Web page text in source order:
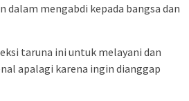
mengabdi kepada bangsa dan
taruna ini untuk melayani dan
apalagi karena ingin dianggap